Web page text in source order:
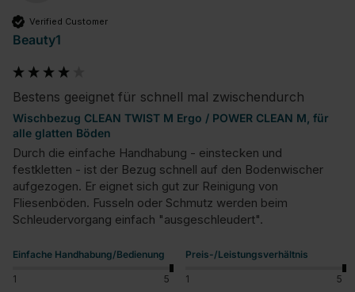
Verified Customer
Beauty1
Bestens geeignet für schnell mal zwischendurch
Wischbezug CLEAN TWIST M Ergo / POWER CLEAN M, für
alle glatten Böden
Durch die einfache Handhabung - einstecken und
festkletten - ist der Bezug schnell auf den Bodenwischer
aufgezogen. Er eignet sich gut zur Reinigung von
Fliesenböden. Fusseln oder Schmutz werden beim
Schleudervorgang einfach "ausgeschleudert".
Einfache Handhabung/Bedienung
1 5
Preis-/Leistungsverhältnis
1
5